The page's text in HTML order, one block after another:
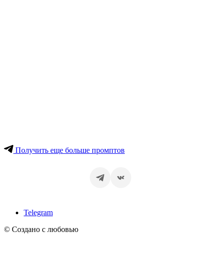
Получить еще больше промптов
Telegram
© Создано с любовью